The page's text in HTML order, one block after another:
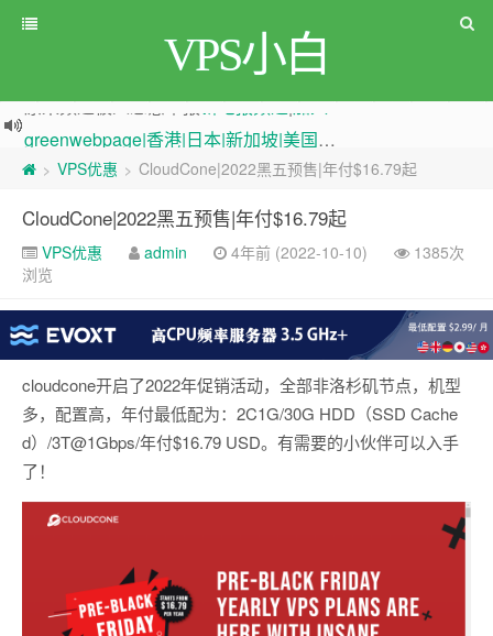
VPS小白
原来频道被人恶意举报
新电报频道|加入电报群
> VPS优惠 > CloudCone|2022黑五预售|年付$16.79起
CloudCone|2022黑五预售|年付$16.79起
VPS优惠 admin 4年前 (2022-10-10)
1385次
浏览
cloudcone开启了2022年促销活动，全部非洛杉矶节点，机型
多，配置高，年付最低配为：2C1G/30G HDD（SSD Cache
d）/3T@1Gbps/年付$16.79 USD。有需要的小伙伴可以入手
了！